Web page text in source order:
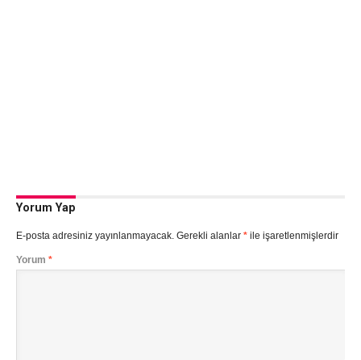
Yorum Yap
E-posta adresiniz yayınlanmayacak. Gerekli alanlar *ile işaretlenmişlerdir
Yorum *